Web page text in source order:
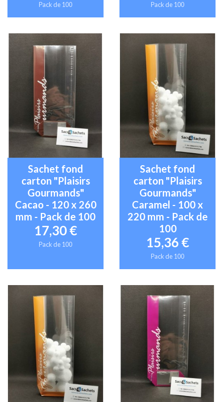
Pack de 100 Pack de 100
Sachet fond
carton "Plaisirs
Gourmands"
Cacao - 120 x 260
mm - Pack de 100
17,30 €
Pack de 100
Sachet fond
carton "Plaisirs
Gourmands"
Caramel - 100 x
220 mm - Pack de
100
15,36 €
Pack de 100